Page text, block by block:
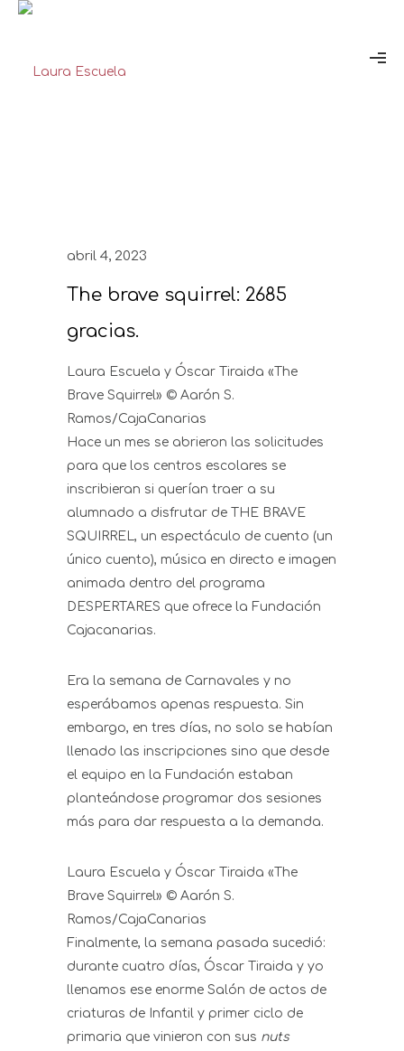
abril 4, 2023
The brave squirrel: 2685
gracias.
Laura Escuela y Óscar Tiraida «The
Brave Squirrel» © Aarón S.
Ramos/CajaCanarias
Hace un mes se abrieron las solicitudes
para que los centros escolares se
inscribieran si querían traer a su
alumnado a disfrutar de THE BRAVE
SQUIRREL, un espectáculo de cuento (un
único cuento), música en directo e imagen
animada dentro del programa
DESPERTARES que ofrece la Fundación
Cajacanarias.
Era la semana de Carnavales y no
esperábamos apenas respuesta. Sin
embargo, en tres días, no solo se habían
llenado las inscripciones sino que desde
el equipo en la Fundación estaban
planteándose programar dos sesiones
más para dar respuesta a la demanda.
Laura Escuela y Óscar Tiraida «The
Brave Squirrel» © Aarón S.
Ramos/CajaCanarias
Finalmente, la semana pasada sucedió:
durante cuatro días, Óscar Tiraida y yo
llenamos ese enorme Salón de actos de
criaturas de Infantil y primer ciclo de
primaria que vinieron con sus nuts